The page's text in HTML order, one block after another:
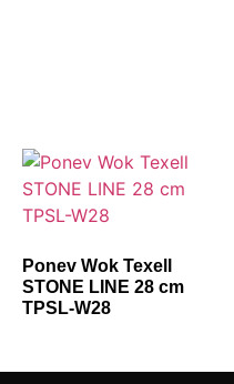
Ponev Wok Texell
STONE LINE 28 cm
TPSL-W28